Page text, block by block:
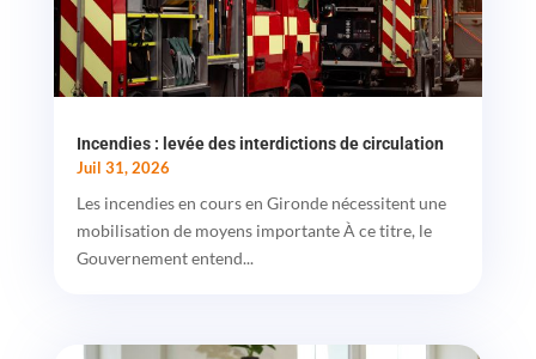
Incendies : levée des interdictions de circulation
Juil 31, 2026
Les incendies en cours en Gironde nécessitent une
mobilisation de moyens importante À ce titre, le
Gouvernement entend...